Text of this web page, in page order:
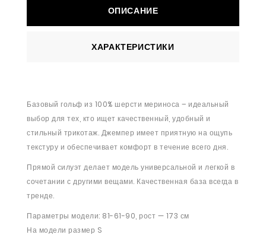
ОПИСАНИЕ
ХАРАКТЕРИСТИКИ
Базовый гольф из 100% шерсти мериноса – идеальный
выбор для тех, кто ищет качественный, удобный и
стильный трикотаж. Джемпер имеет приятную на ощупь
текстуру и обеспечивает комфорт в течение всего дня.
Прямой силуэт делает модель универсальной и легкой в ​​
сочетании с другими вещами. Качественная база всегда в
тренде.
Параметры модели: 81-61-90, рост — 173 см
На модели размер S